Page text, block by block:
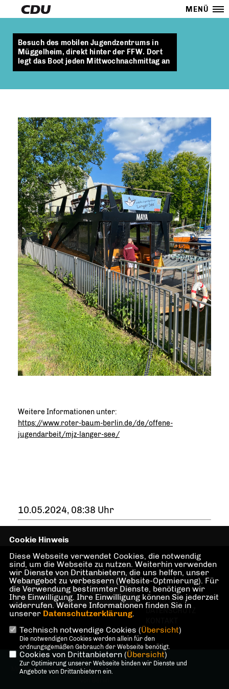
MENÜ
Besuch des mobilen Jugendzentrums in
Müggelheim, direkt hinter der FFW. Dort
legt das Boot jeden Mittwochnachmittag an
Weitere Informationen unter:
https://www.roter-baum-berlin.de/de/offene-
jugendarbeit/mjz-langer-see/
10.05.2024, 08:38 Uhr
IMPRESSUM
DATENSCHUTZ
@2026 Dr. Martin Sattelkau,
Mitglied des Abgeordnetenhauses
Cookie Hinweis
Diese Webseite verwendet Cookies, die notwendig
sind, um die Webseite zu nutzen. Weiterhin verwenden
wir Dienste von Drittanbietern, die uns helfen, unser
Webangebot zu verbessern (Website-Optmierung). Für
die Verwendung bestimmter Dienste, benötigen wir
Ihre Einwilligung. Ihre Einwilligung können Sie jederzeit
widerrufen. Weitere Informationen finden Sie in
unserer Datenschutzerklärung.
Technisch notwendige Cookies (Übersicht)
Die notwendigen Cookies werden allein für den
ordnungsgemäßen Gebrauch der Webseite benötigt.
Cookies von Drittanbietern (Übersicht)
Zur Optimierung unserer Webseite binden wir Dienste und
Angebote von Drittanbietern ein.